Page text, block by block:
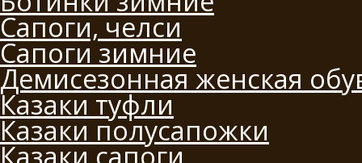
Сапоги, челси
Сапоги зимние
Демисезонная женская
Казаки туфли
Казаки полусапожки